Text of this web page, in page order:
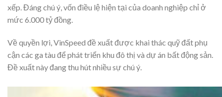
xếp. Đáng chú ý, vốn điều lệ hiện tại của doanh nghiệp chỉ ở
mức 6.000 tỷ đồng.
Về quyền lợi, VinSpeed đề xuất được khai thác quỹ đất phụ
cận các ga tàu để phát triển khu đô thị và dự án bất động sản.
Đề xuất này đang thu hút nhiều sự chú ý.